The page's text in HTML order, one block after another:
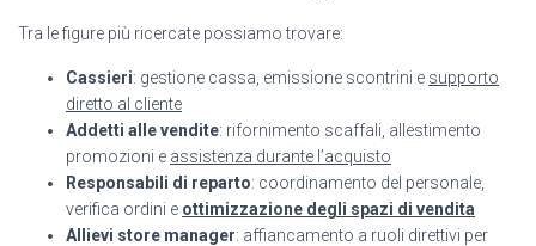
Tra le figure più ricercate possiamo trovare:
Cassieri: gestione cassa, emissione scontrini e supporto
diretto al cliente
Addetti alle vendite: rifornimento scaffali, allestimento
promozioni e assistenza durante l’acquisto
Responsabili di reparto: coordinamento del personale,
verifica ordini e ottimizzazione degli spazi di vendita
Allievi store manager: affiancamento a ruoli direttivi per